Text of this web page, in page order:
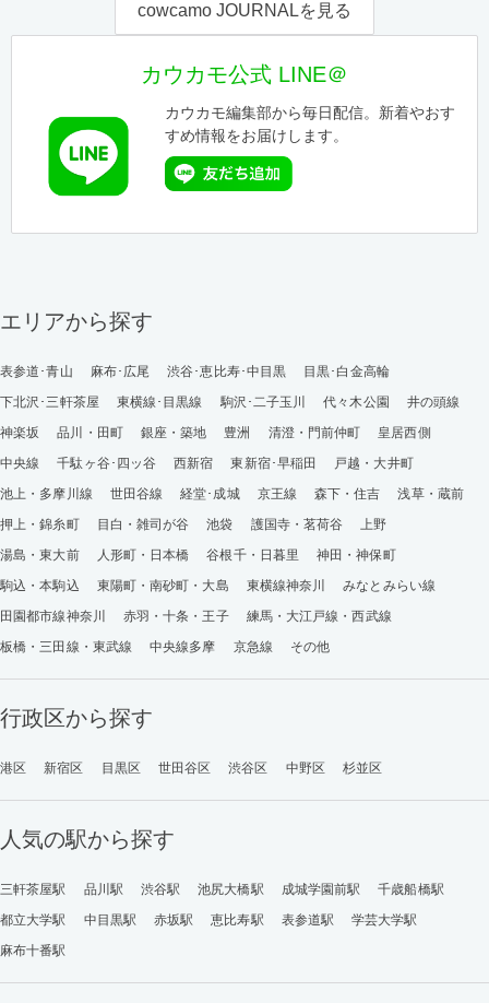
cowcamo JOURNALを見る
カウカモ公式 LINE＠
カウカモ編集部から毎日配信。新着やおす
すめ情報をお届けします。
エリアから探す
表参道･青山 麻布･広尾 渋谷･恵比寿･中目黒
目黒･白金高輪
下北沢･三軒茶屋
東横線･目黒線 駒沢･二子玉川 代々木公園
井の頭線
神楽坂
品川・田町 銀座・築地 豊洲 清澄・門前仲町
皇居西側
中央線
千駄ヶ谷･四ッ谷 西新宿 東新宿･早稲田
戸越・大井町
池上・多摩川線
世田谷線 経堂･成城 京王線 森下・住吉
浅草・蔵前
押上・錦糸町
目白・雑司が谷 池袋 護国寺・茗荷谷
上野
湯島・東大前
人形町・日本橋 谷根千・日暮里
神田・神保町
駒込・本駒込
東陽町・南砂町・大島 東横線神奈川
みなとみらい線
田園都市線神奈川
赤羽・十条・王子
練馬・大江戸線・西武線
板橋・三田線・東武線
中央線多摩 京急線 その他
行政区から探す
港区 新宿区 目黒区 世田谷区 渋谷区 中野区 杉並区
人気の駅から探す
三軒茶屋駅 品川駅 渋谷駅 池尻大橋駅 成城学園前駅
千歳船橋駅
都立大学駅
中目黒駅 赤坂駅 恵比寿駅 表参道駅
学芸大学駅
麻布十番駅